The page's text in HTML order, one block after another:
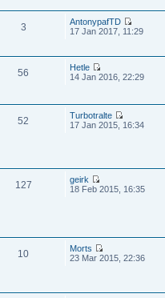
3
AntonypafTD
17 Jan 2017, 11:29
56
Hetle
14 Jan 2016, 22:29
52
Turbotralte
17 Jan 2015, 16:34
127
geirk
18 Feb 2015, 16:35
10
Morts
23 Mar 2015, 22:36